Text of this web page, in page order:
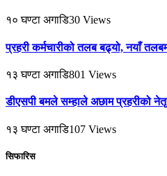
१० घण्टा अगाडि30 Views
प्रहरी कर्मचारीको तलब बढ्यो, नयाँ
१३ घण्टा अगाडि801 Views
डीएसपी बमले सम्हाले अछाम प्रहरीको
१३ घण्टा अगाडि107 Views
सिफारिस